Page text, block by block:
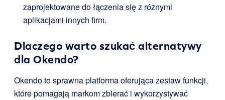
zaprojektowane do łączenia się z różnymi
aplikacjami innych firm.
Dlaczego warto szukać alternatywy
dla Okendo?
Okendo to sprawna platforma oferująca zestaw funkcji,
które pomagają markom zbierać i wykorzystywać